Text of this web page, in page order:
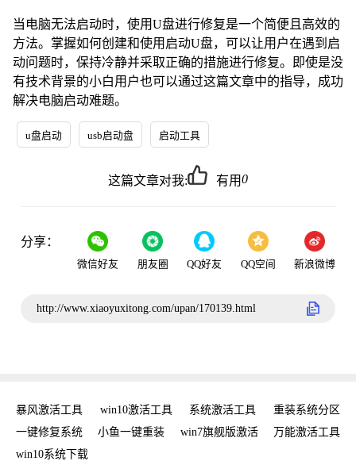
当电脑无法启动时，使用U盘进行修复是一个简便且高效的
方法。掌握如何创建和使用启动U盘，可以让用户在遇到启
动问题时，保持冷静并采取正确的措施进行修复。即使是没
有技术背景的小白用户也可以通过这篇文章中的指导，成功
解决电脑启动难题。
u盘启动 usb启动盘 启动工具
这篇文章对我: 有用0
分享：
微信好友 朋友圈 QQ好友 QQ空间 新浪微博
http://www.xiaoyuxitong.com/upan/170139.html
暴风激活工具 win10激活工具 系统激活工具
重装系统分区
一键修复系统
小鱼一键重装 win7旗舰版激活
万能激活工具
win10系统下载